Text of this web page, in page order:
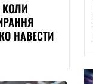
КОЛИ
НАВЕСТИ